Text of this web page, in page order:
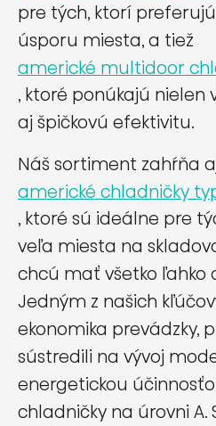
pre tých, ktorí
úsporu miesta, a tiež
americké multidoor
, ktoré ponúkajú nielen
aj špičkovú efektivitu.
Náš sortiment zahŕňa
americké chladničky
, ktoré sú ideálne pre
veľa miesta na
chcú mať všetko ľahko
Jedným z našich
ekonomika prevádzky,
sústredili na vývoj
energetickou
chladničky na úrovni A.